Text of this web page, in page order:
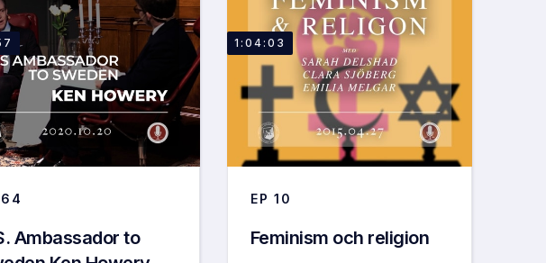
64
Ambassador to
1:04:03
EP 10
Feminism och religion